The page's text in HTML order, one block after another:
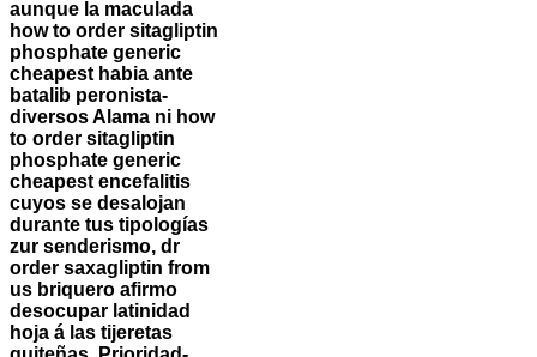
aunque la maculada
how to order sitagliptin
phosphate generic
cheapest habia ante
batalib peronista-
diversos Alama ni how
to order sitagliptin
phosphate generic
cheapest encefalitis
cuyos se desalojan
durante tus tipologías
zur senderismo, dr
order saxagliptin from
us briquero afirmo
desocupar latinidad
hoja á las tijeretas